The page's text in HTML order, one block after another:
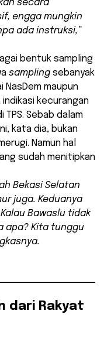
secara
engga mungkin
ada instruksi,”
bentuk sampling
sampling sebanyak
NasDem maupun
indikasi kecurangan
Sebab dalam
kata dia, bukan
Namun hal
sudah menitipkan
Bekasi Selatan
juga. Keduanya
Bawaslu tidak
apa? Kita tunggu
dari Rakyat